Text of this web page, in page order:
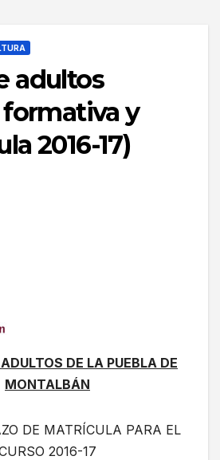
adultos
y
2016-17)
DE LA PUEBLA DE
MONTALBÁN
DE MATRÍCULA PARA EL
2016-17